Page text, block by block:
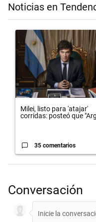
Noticias en
Un artículo de tendencia
Milei, listo para 'atajar'
corridas: posteó que
35 comentarios
Conversación